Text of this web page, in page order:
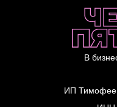
В
ИП